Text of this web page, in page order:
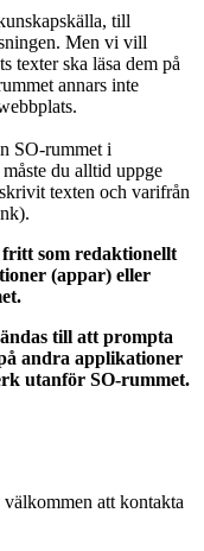
till
Men vi vill
texter ska läsa dem på
annars inte
SO-rummet i
du alltid uppge
texten och varifrån
som redaktionellt
(appar) eller
till att prompta
andra applikationer
utanför SO-rummet.
att kontakta